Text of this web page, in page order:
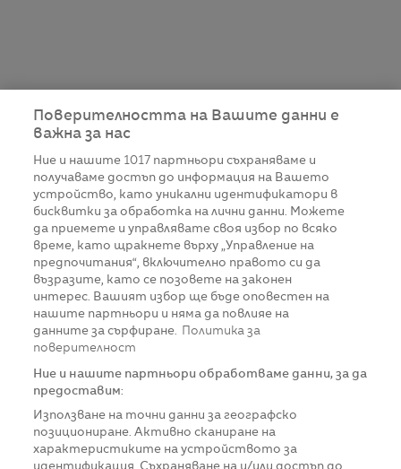
Поверителността на Вашите данни е
важна за нас
Ние и нашите 1017 партньори съхраняваме и
получаваме достъп до информация на Вашето
устройство, като уникални идентификатори в
бисквитки за обработка на лични данни. Можете
да приемете и управлявате своя избор по всяко
време, като щракнете върху „Управление на
предпочитания“, включително правото си да
възразите, като се позовете на законен
интерес. Вашият избор ще бъде оповестен на
нашите партньори и няма да повлияе на
данните за сърфиране.
Политика за
поверителност
Ние и нашите партньори обработваме данни, за да
предоставим:
Използване на точни данни за географско
позициониране. Активно сканиране на
характеристиките на устройството за